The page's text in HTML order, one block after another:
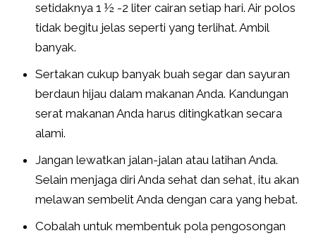
setidaknya 1 ½ -2 liter cairan setiap hari. Air polos
tidak begitu jelas seperti yang terlihat. Ambil
banyak.
Sertakan cukup banyak buah segar dan sayuran
berdaun hijau dalam makanan Anda. Kandungan
serat makanan Anda harus ditingkatkan secara
alami.
Jangan lewatkan jalan-jalan atau latihan Anda.
Selain menjaga diri Anda sehat dan sehat, itu akan
melawan sembelit Anda dengan cara yang hebat.
Cobalah untuk membentuk pola pengosongan